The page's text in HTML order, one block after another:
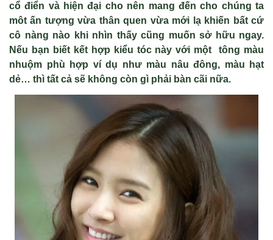
cổ điển và hiện đại cho nên mang đến cho chúng ta
môtấn tượng vừa thân quen vừa mới lạ khiến bất cứ
cô nàng nào khi nhìn thấy cũng muốn sở hữu ngay.
Nếu bạn biết kết hợp kiểu tóc này với một
tông màu
nhuộm phù hợp ví dụ nhưmàu nâu đông, màu hạt
dẻ… thì tất cả sẽ không còn gì phải bàn cãi nữa.